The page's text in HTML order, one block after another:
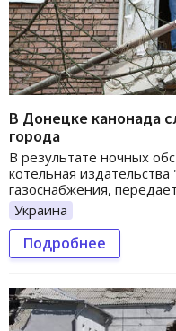
В Донецке канонада
города
В результате ночных
котельная
газоснабжения,
Украина
Подробнее